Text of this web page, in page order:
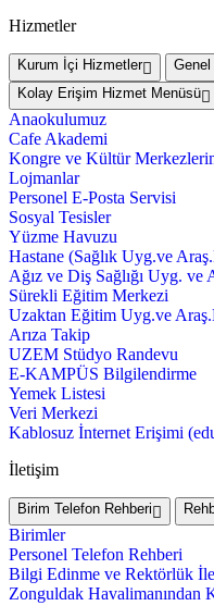
Hizmetler
Kurum İçi Hizmetler
Kolay Erişim Hizmet Menüsü
Anaokulumuz
Cafe Akademi
Kongre ve Kültür
Lojmanlar
Personel E-Posta Servisi
Sosyal Tesisler
Yüzme Havuzu
Hastane (Sağlık Uyg.ve
Ağız ve Diş Sağlığı Uyg. ve
Sürekli Eğitim Merkezi
Uzaktan Eğitim Uyg.ve
Arıza Takip
UZEM Stüdyo Randevu
E-KAMPÜS Bilgilendirme
Yemek Listesi
Veri Merkezi
Kablosuz İnternet Erişimi
İletişim
Birim Telefon Rehberi
Birimler
Personel Telefon Rehberi
Bilgi Edinme ve Rektörlük
Zonguldak Havalimanından